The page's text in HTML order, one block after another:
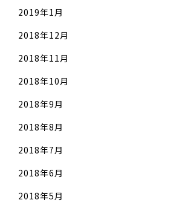
2019年1月
2018年12月
2018年11月
2018年10月
2018年9月
2018年8月
2018年7月
2018年6月
2018年5月